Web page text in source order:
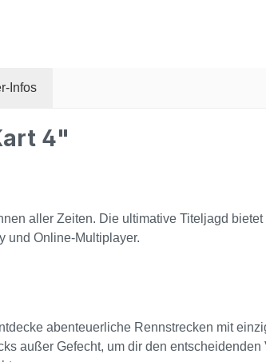
Infos
4"
aller Zeiten. Die ultimative Titeljagd
und Online-Multiplayer.
abenteuerliche Rennstrecken mit
außer Gefecht, um dir den